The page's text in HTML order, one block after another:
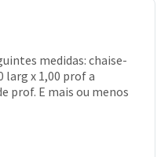
medidas: chaise-
larg x 1,00 prof a
prof. E mais ou menos